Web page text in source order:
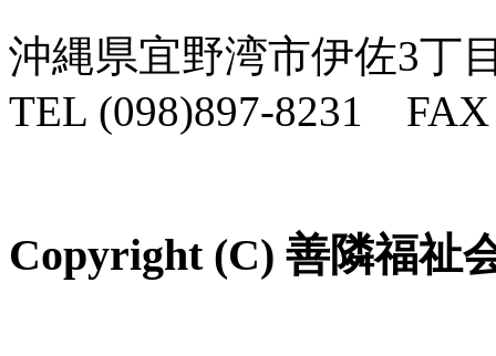
沖縄県宜野湾市伊佐3丁
TEL (098)897-8231 FAX
Copyright (C) 善隣福祉